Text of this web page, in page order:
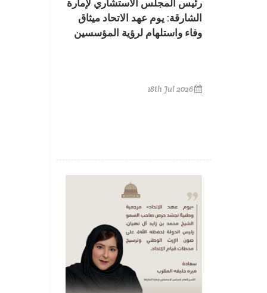
رئيس المجلس الاستشاري لإمارة
الشارقة: يوم عهد الاتحاد ميثاق
وفاء واستلهام لرؤية المؤسسين
18th Jul 2026